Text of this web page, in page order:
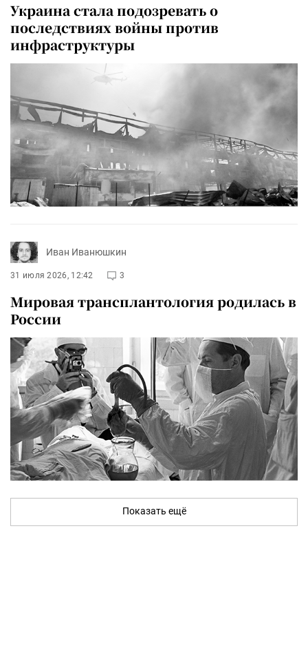
Украина стала подозревать о
последствиях войны против
инфраструктуры
Иван Иванюшкин
31 июля 2026, 12:42 3
Мировая трансплантология родилась в
России
Показать ещё